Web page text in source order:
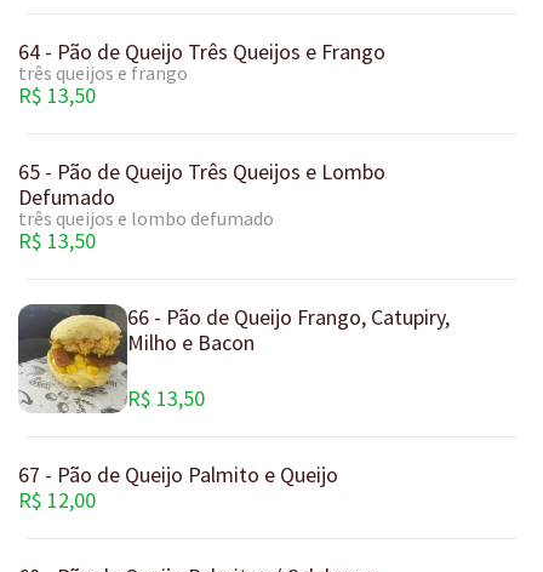
64 - Pão de Queijo Três Queijos e Frango
três queijos e frango
R$ 13,50
65 - Pão de Queijo Três Queijos e Lombo
Defumado
três queijos e lombo defumado
R$ 13,50
66 - Pão de Queijo Frango, Catupiry,
Milho e Bacon
R$ 13,50
67 - Pão de Queijo Palmito e Queijo
R$ 12,00